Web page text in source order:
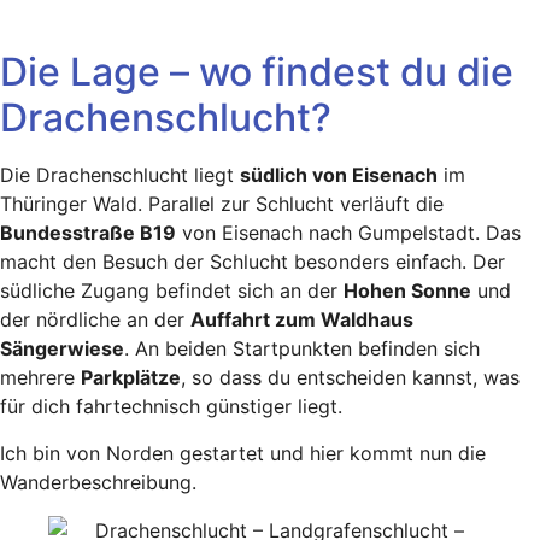
Die Lage – wo findest du die
Drachenschlucht?
Die Drachenschlucht liegt südlich von Eisenach im
Thüringer Wald. Parallel zur Schlucht verläuft die
Bundesstraße B19 von Eisenach nach Gumpelstadt. Das
macht den Besuch der Schlucht besonders einfach. Der
südliche Zugang befindet sich an der Hohen Sonne und
der nördliche an der Auffahrt zum Waldhaus
Sängerwiese. An beiden Startpunkten befinden sich
mehrere Parkplätze, so dass du entscheiden kannst, was
für dich fahrtechnisch günstiger liegt.
Ich bin von Norden gestartet und hier kommt nun die
Wanderbeschreibung.